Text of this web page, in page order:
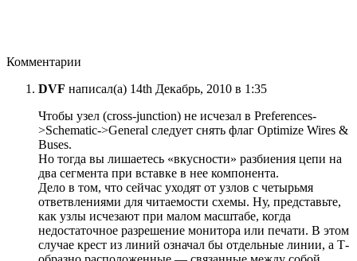
Комментарии
DVF написал(а) 14th Декабрь, 2010 в 1:35
Чтобы узел (cross-junction) не исчезал в Preferences-
>Schematic->General следует снять флаг Optimize Wires &
Buses.
Но тогда вы лишаетесь «вкусности» разбиения цепи на
два сегмента при вставке в нее компонента.
Дело в том, что сейчас уходят от узлов с четырьмя
ответвлениями для читаемости схемы. Ну, представьте,
как узлы исчезают при малом масштабе, когда
недостаточное разрешение монитора или печати. В этом
случае крест из линий означал бы отдельные линии, а Т-